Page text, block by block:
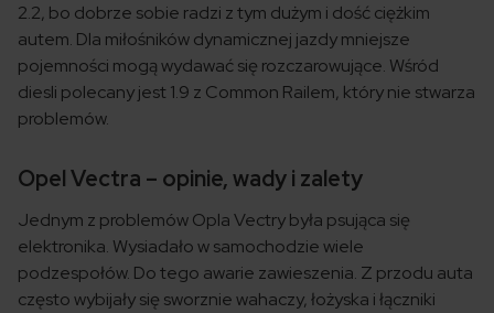
2.2, bo dobrze sobie radzi z tym dużym i dość ciężkim
autem. Dla miłośników dynamicznej jazdy mniejsze
pojemności mogą wydawać się rozczarowujące. Wśród
diesli polecany jest 1.9 z Common Railem, który nie stwarza
problemów.
Opel Vectra – opinie, wady i zalety
Jednym z problemów Opla Vectry była psująca się
elektronika. Wysiadało w samochodzie wiele
podzespołów. Do tego awarie zawieszenia. Z przodu auta
często wybijały się sworznie wahaczy, łożyska i łączniki